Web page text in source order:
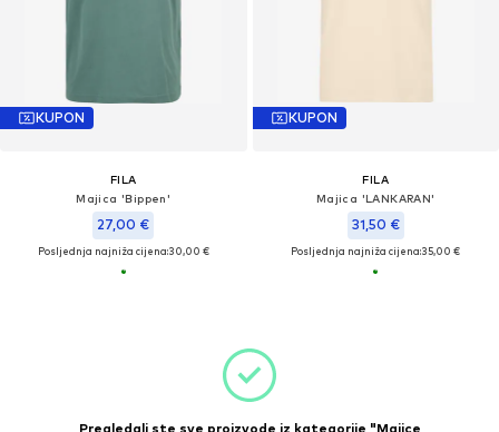
KUPON
FILA
Majica 'Bippen'
27,00 €
Posljednja najniža cijena:30,00 €
KUPON
FILA
Majica 'LANKARAN'
31,50 €
Posljednja najniža cijena:35,00 €
Pregledali ste sve proizvode iz kategorije "Majice